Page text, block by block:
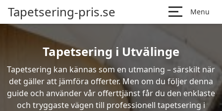
Tapetsering-pris.se Menu
Tapetsering i Utvälinge
Tapetsering kan kännas som en utmaning – särskilt när
det gäller att jämföra offerter. Men om du följer denna
guide och använder vår offerttjänst får du den enklaste
och tryggaste vägen till professionell tapetsering i